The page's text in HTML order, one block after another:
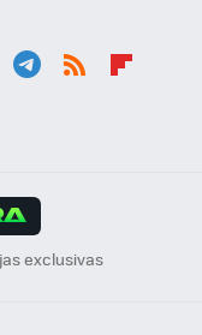
exclusivas